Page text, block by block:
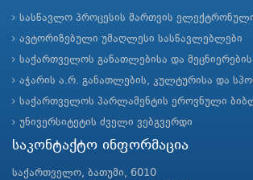
სასწავლო პროცესის მართვის ელექტრონული
ავტორიზებული უმაღლესი სასწავლებლები
საქართველოს განათლებისა და
აჭარის ა.რ. განათლების, კულტურისა და
საქართველოს პარლამენტის ეროვნული
უნივერსიტეტის ძველი ვებგვერდი
საკონტაქტო ინფორმაცია
საქართველო, ბათუმი, 6010